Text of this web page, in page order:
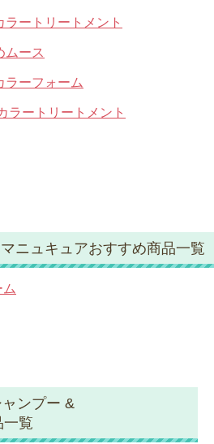
ラートリートメント
ムース
ラーフォーム
ラートリートメント
マニュキュアおすすめ商品一覧
ャンプー &
一覧